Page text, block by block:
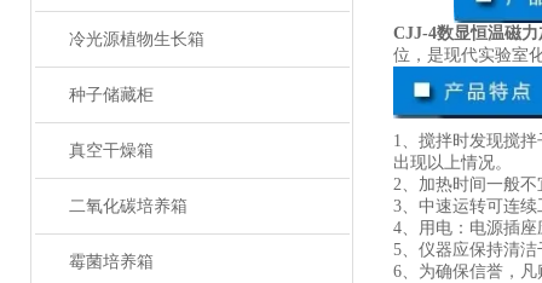
冷光源植物生长箱
种子储藏柜
真空干燥箱
二氧化碳培养箱
霉菌培养箱
CJJ-4数显恒温磁
位，是现代实验室
1、搅拌时发现搅
出现以上情况。
2、加热时间一般
3、中速运转可连
4、用电：电源插
5、仪器应保持清
6、为确保信誉，